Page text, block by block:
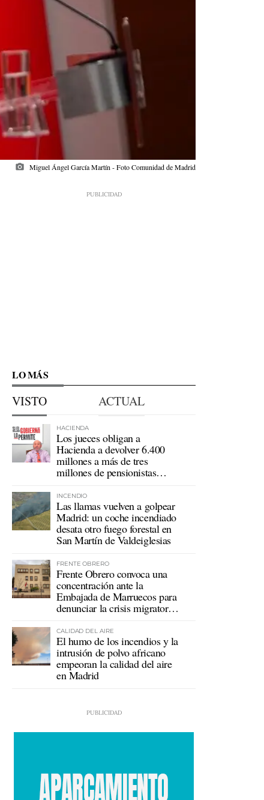
photo_camera Miguel Ángel García Martín - Foto Comunidad de Madrid
LO MÁS
VISTO ACTUAL
HACIENDA
Los jueces obligan a
Hacienda a devolver 6.400
millones a más de tres
millones de pensionistas
INCENDIO
Las llamas vuelven a golpear
Madrid: un coche incendiado
desata otro fuego forestal en
San Martín de Valdeiglesias
FRENTE OBRERO
Frente Obrero convoca una
concentración ante la
Embajada de Marruecos para
denunciar la crisis migratoria
CALIDAD DEL AIRE
El humo de los incendios y la
intrusión de polvo africano
empeoran la calidad del aire
en Madrid